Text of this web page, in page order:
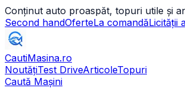
Conținut auto proaspăt, topuri utile și
Second handOferteLa comandăLicității
CautiMasina.ro
NoutățiTest DriveArticoleTopuri
Caută Mașini